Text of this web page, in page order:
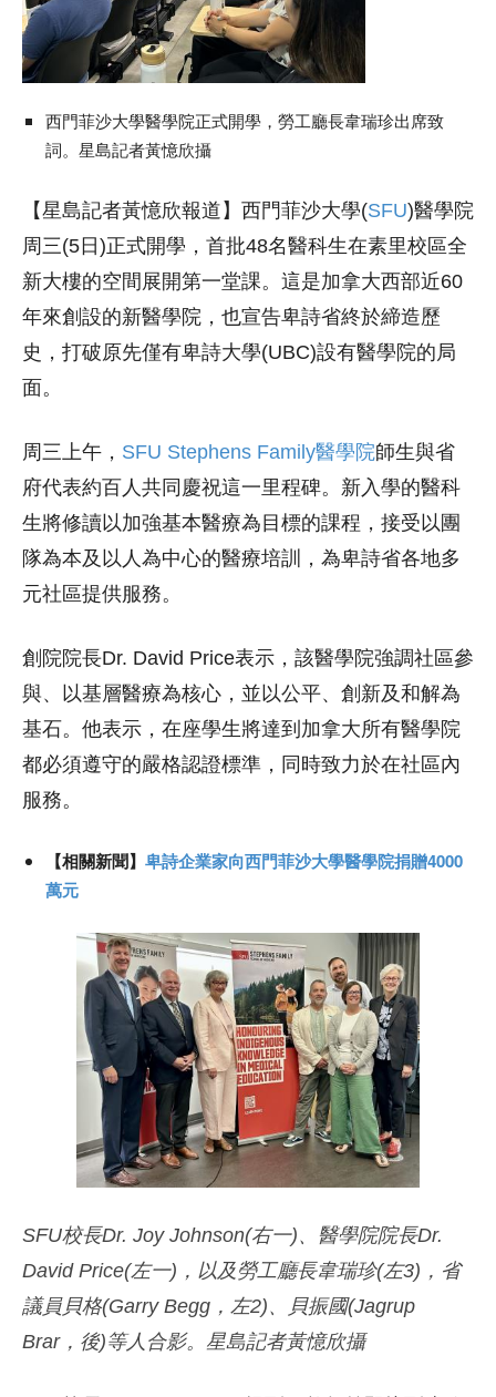
西門菲沙大學醫學院正式開學， 勞工廳長韋瑞珍出席致
詞。星島記者黃憶欣攝
【星島記者黃憶欣報道】 西門菲沙大學(SFU)醫學院
周三(5日)正式開學，首批48名醫科生在素里校區全
新大樓的空間展開第一堂課。這是加拿大西部近60
年來創設的新醫學院，也宣告卑詩省終於締造歷
史，打破原先僅有卑詩大學(UBC)設有醫學院的局
面。
周三上午， SFU Stephens Family醫學院師生與省
府代表約百人共同慶祝這一里程碑。新入學的醫科
生將修讀以加強基本醫療為目標的課程，接受以團
隊為本及以人為中心的醫療培訓，為卑詩省各地多
元社區提供服務。
創院院長Dr. David Price表示，該醫學院強調社區參
與、以基層醫療為核心，並以公平、創新及和解為
基石。他表示，在座學生將達到加拿大所有醫學院
都必須遵守的嚴格認證標準，同時致力於在社區內
服務。
【相關新聞】 卑詩企業家向西門菲沙大學醫學院捐贈4000
萬元
SFU校長Dr. Joy Johnson(右一)、醫學院院長Dr.
David Price(左一)，以及勞工廳長韋瑞珍(左3)，省
議員貝格(Garry Begg，左2)、貝振國(Jagrup
Brar，後)等人合影。星島記者黃憶欣攝